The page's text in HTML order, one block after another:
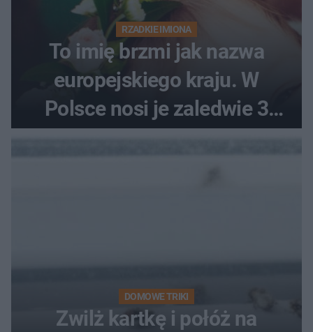
RZADKIE IMIONA
To imię brzmi jak nazwa
europejskiego kraju. W
Polsce nosi je zaledwie 3
DOMOWE TRIKI
Zwilż kartkę i połóż na